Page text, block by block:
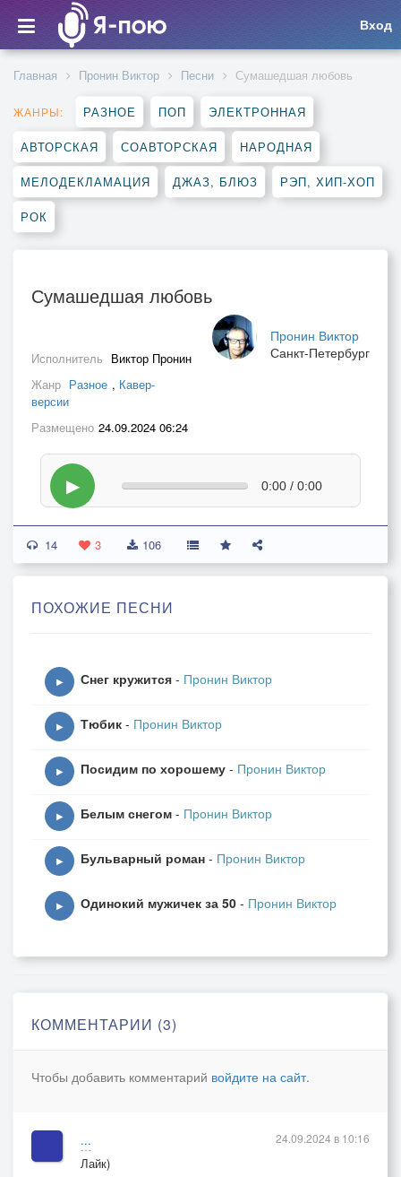
Вход
Главная Пронин Виктор Песни Сумашедшая любовь
ЖАНРЫ: РАЗНОЕ ПОП ЭЛЕКТРОННАЯ
АВТОРСКАЯ СОАВТОРСКАЯ НАРОДНАЯ
МЕЛОДЕКЛАМАЦИЯ ДЖАЗ, БЛЮЗ РЭП, ХИП-ХОП
РОК
Сумашедшая любовь
Пронин Виктор
Санкт-Петербург
Исполнитель Виктор Пронин
Жанр Разное , Кавер-
версии
Размещено 24.09.2024 06:24
▶ 0:00 / 0:00
14 3 106
ПОХОЖИЕ ПЕСНИ
▶ Снег кружится - Пронин Виктор
▶ Тюбик - Пронин Виктор
▶ Посидим по хорошему - Пронин Виктор
▶ Белым снегом - Пронин Виктор
▶ Бульварный роман - Пронин Виктор
▶ Одинокий мужичек за 50 - Пронин Виктор
КОММЕНТАРИИ (3)
Чтобы добавить комментарий войдите на сайт.
...
Лайк)
24.09.2024 в 10:16